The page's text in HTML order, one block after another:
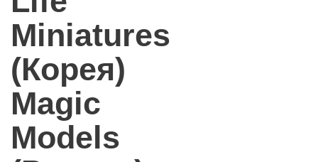
Miniatures
(Корея)
Magic
Models